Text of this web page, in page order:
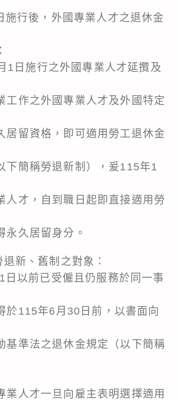
施行後，外國專業人才之退休金
1日施行之外國專業人才延攬及
工作之外國專業人才及外國特定
居留資格，即可適用勞工退休金
下簡稱勞退新制），爰115年1
人才，自到職日起即直接適用勞
永久居留身分。
新、舊制之對象：
日以前已受僱且仍服務於同一事
於115年6月30日前，以書面向
基準法之退休金規定（以下簡稱
業人才一旦向雇主表明選擇適用